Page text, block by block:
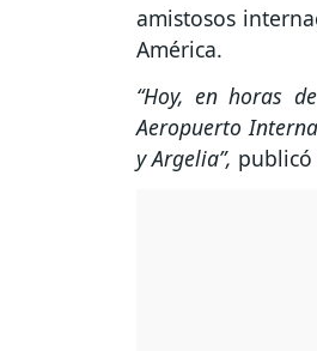
amistosos
América.
“Hoy, en horas
Aeropuerto
y Argelia”, publicó